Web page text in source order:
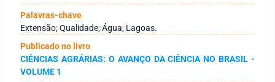
que foi dividido em quatro etapas que envolveram as análises
das águas, preparo de material didático sobre o tema meio
ambiente, em especial a água e intervenção em salas de aula
e nas comunidades atendidas. As atividades foram
executadas em duas escolas publicas da cidade. Realizaram-
se análises físicas e químicas determinando-se pH,
Palavras-chave
Extensão; Qualidade; Água; Lagoas.
Publicado no livro
CIÊNCIAS AGRÁRIAS: O AVANÇO DA CIÊNCIA NO BRASIL -
VOLUME 1